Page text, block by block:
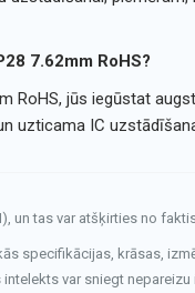
7.62mm RoHS?
RoHS, jūs iegūstat
uzticama IC
un tas var atšķirties no
specifikācijas, krāsas,
var sniegt